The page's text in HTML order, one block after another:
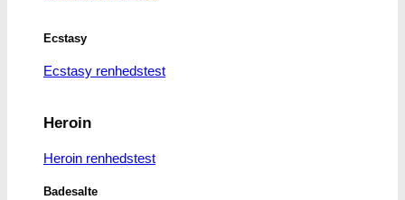
Ecstasy
Ecstasy renhedstest
Heroin
Heroin renhedstest
Badesalte